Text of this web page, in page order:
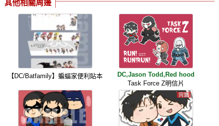
其他相關周邊
【DC/Batfamily】蝙蝠家便利貼本
DC,Jason Todd,Red hood
Task Force Z明信片